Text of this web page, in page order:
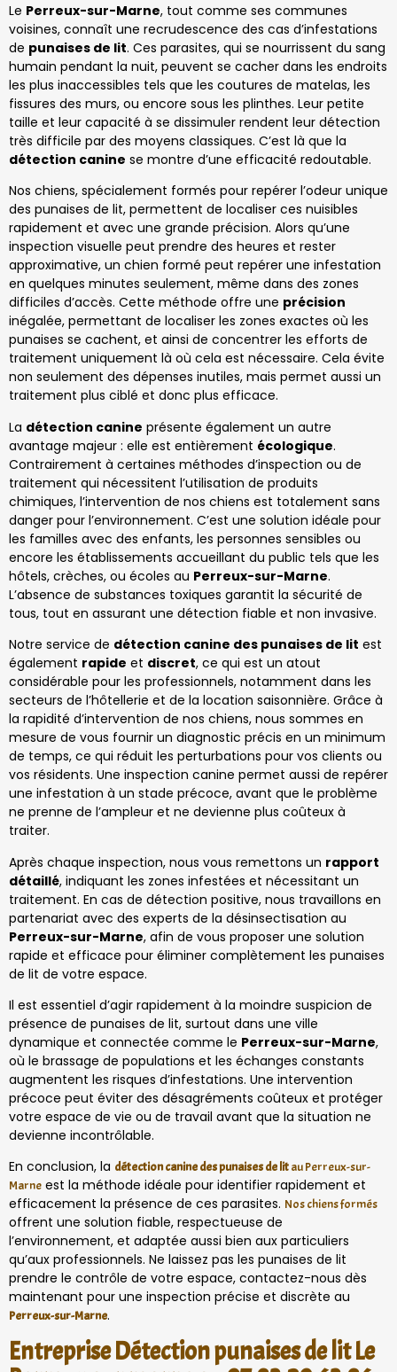
Le Perreux-sur-Marne, tout comme ses communes
voisines, connaît une recrudescence des cas d’infestations
de punaises de lit. Ces parasites, qui se nourrissent du sang
humain pendant la nuit, peuvent se cacher dans les endroits
les plus inaccessibles tels que les coutures de matelas, les
fissures des murs, ou encore sous les plinthes. Leur petite
taille et leur capacité à se dissimuler rendent leur détection
très difficile par des moyens classiques. C’est là que la
détection canine se montre d’une efficacité redoutable.
Nos chiens, spécialement formés pour repérer l’odeur unique
des punaises de lit, permettent de localiser ces nuisibles
rapidement et avec une grande précision. Alors qu’une
inspection visuelle peut prendre des heures et rester
approximative, un chien formé peut repérer une infestation
en quelques minutes seulement, même dans des zones
difficiles d’accès. Cette méthode offre une précision
inégalée, permettant de localiser les zones exactes où les
punaises se cachent, et ainsi de concentrer les efforts de
traitement uniquement là où cela est nécessaire. Cela évite
non seulement des dépenses inutiles, mais permet aussi un
traitement plus ciblé et donc plus efficace.
La détection canine présente également un autre
avantage majeur : elle est entièrement écologique.
Contrairement à certaines méthodes d’inspection ou de
traitement qui nécessitent l’utilisation de produits
chimiques, l’intervention de nos chiens est totalement sans
danger pour l’environnement. C’est une solution idéale pour
les familles avec des enfants, les personnes sensibles ou
encore les établissements accueillant du public tels que les
hôtels, crèches, ou écoles au Perreux-sur-Marne.
L’absence de substances toxiques garantit la sécurité de
tous, tout en assurant une détection fiable et non invasive.
Notre service de détection canine des punaises de lit est
également rapide et discret, ce qui est un atout
considérable pour les professionnels, notamment dans les
secteurs de l’hôtellerie et de la location saisonnière. Grâce à
la rapidité d’intervention de nos chiens, nous sommes en
mesure de vous fournir un diagnostic précis en un minimum
de temps, ce qui réduit les perturbations pour vos clients ou
vos résidents. Une inspection canine permet aussi de repérer
une infestation à un stade précoce, avant que le problème
ne prenne de l’ampleur et ne devienne plus coûteux à
traiter.
Après chaque inspection, nous vous remettons un rapport
détaillé, indiquant les zones infestées et nécessitant un
traitement. En cas de détection positive, nous travaillons en
partenariat avec des experts de la désinsectisation au
Perreux-sur-Marne, afin de vous proposer une solution
rapide et efficace pour éliminer complètement les punaises
de lit de votre espace.
Il est essentiel d’agir rapidement à la moindre suspicion de
présence de punaises de lit, surtout dans une ville
dynamique et connectée comme le Perreux-sur-Marne,
où le brassage de populations et les échanges constants
augmentent les risques d’infestations. Une intervention
précoce peut éviter des désagréments coûteux et protéger
votre espace de vie ou de travail avant que la situation ne
devienne incontrôlable.
En conclusion, la détection canine des punaises de litau Perreux-sur-
Marne est la méthode idéale pour identifier rapidement et
efficacement la présence de ces parasites. Nos chiens formés
offrent une solution fiable, respectueuse de
l’environnement, et adaptée aussi bien aux particuliers
qu’aux professionnels. Ne laissez pas les punaises de lit
prendre le contrôle de votre espace, contactez-nous dès
maintenant pour une inspection précise et discrète au
Perreux-sur-Marne.
Entreprise Détection punaises de lit Le